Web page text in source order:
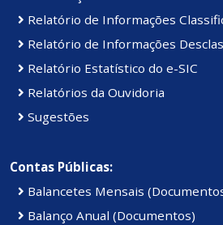
Relatório de Informações
Relatório de Informações
Relatório Estatístico do e-SIC
Relatórios da Ouvidoria
Sugestões
Contas Públicas:
Balancetes Mensais
Balanço Anual (Documentos)